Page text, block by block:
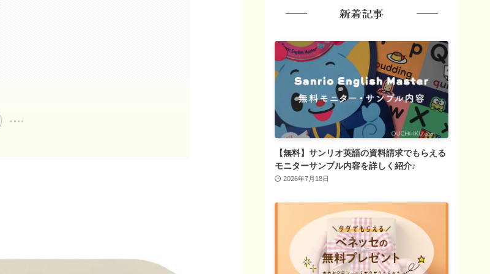
新着記事
【無料】サンリオ英語の資料請求でもらえる
モニターサンプル内容を詳しく紹介♪
2026年7月18日